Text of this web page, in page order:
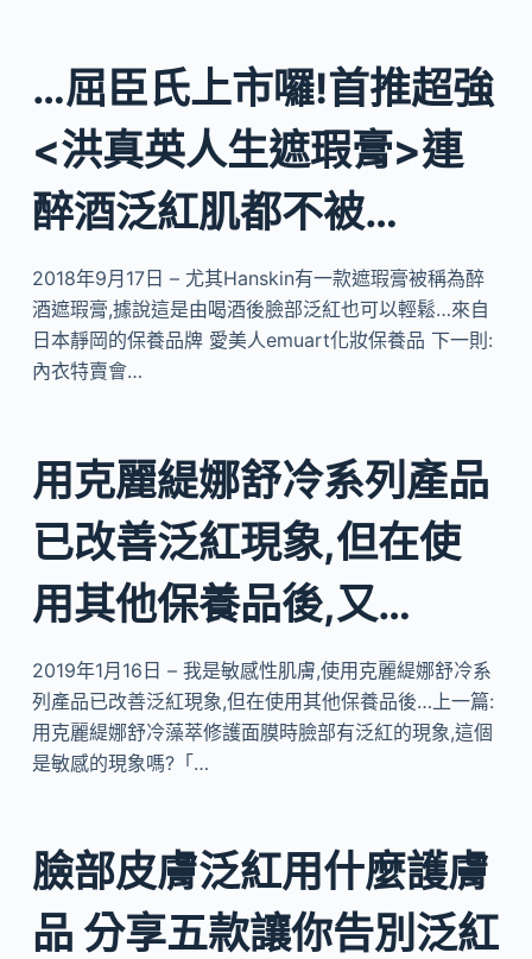
…屈臣氏上市囉!首推超強
<洪真英人生遮瑕膏>連
醉酒泛紅肌都不被…
2018年9月17日 – 尤其Hanskin有一款遮瑕膏被稱為醉
酒遮瑕膏,據說這是由喝酒後臉部泛紅也可以輕鬆…來自
日本靜岡的保養品牌 愛美人emuart化妝保養品 下一則:
內衣特賣會…
用克麗緹娜舒冷系列產品
已改善泛紅現象,但在使
用其他保養品後,又…
2019年1月16日 – 我是敏感性肌膚,使用克麗緹娜舒冷系
列產品已改善泛紅現象,但在使用其他保養品後…上一篇:
用克麗緹娜舒冷藻萃修護面膜時臉部有泛紅的現象,這個
是敏感的現象嗎?「…
臉部皮膚泛紅用什麼護膚
品 分享五款讓你告別泛紅